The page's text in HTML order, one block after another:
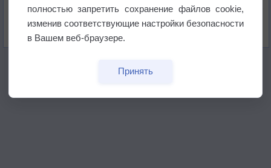
полностью запретить сохранение файлов cookie,
изменив соответствующие настройки безопасности
в Вашем веб-браузере.
Принять